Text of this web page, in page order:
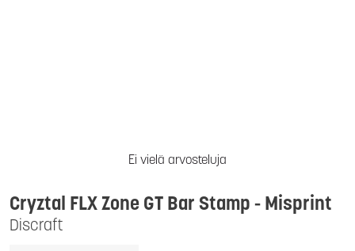
Ei vielä arvosteluja
Discraft
Cryztal FLX Zone GT Bar Stamp - Misprint